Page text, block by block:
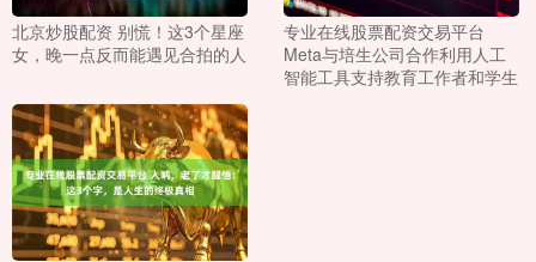
北京炒股配资 别慌！这3个星座
女，晚一点反而能遇见合拍的人
专业在线股票配资交易平台
Meta与培生公司合作利用人工
智能工具支持教育工作者和学生